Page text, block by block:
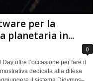
per la
planetaria in...
0
offre l’occasione per fare il
dedicata alla difesa